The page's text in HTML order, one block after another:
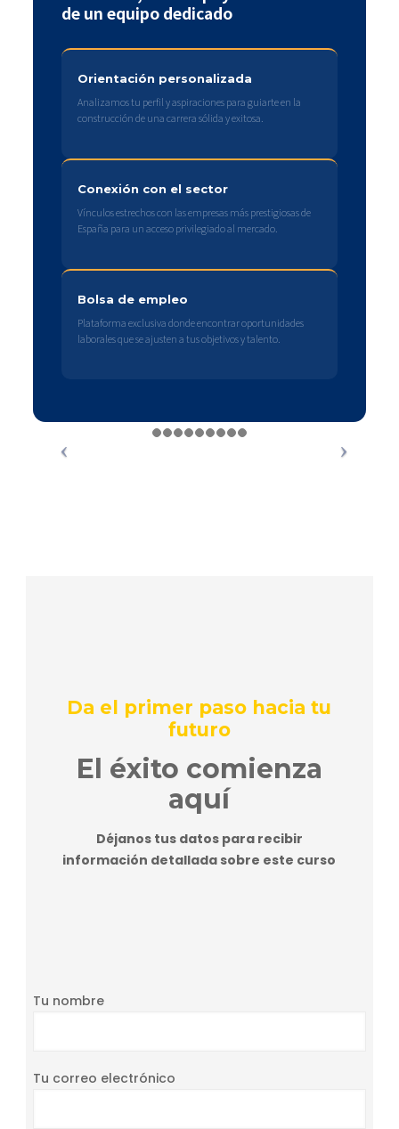
de un equipo dedicado
Orientación personalizada
Analizamos tu perfil y aspiraciones para guiarte en la
construcción de una carrera sólida y exitosa.
Conexión con el sector
Vínculos estrechos con las empresas más prestigiosas de
España para un acceso privilegiado al mercado.
Bolsa de empleo
Plataforma exclusiva donde encontrar oportunidades
laborales que se ajusten a tus objetivos y talento.
Da el primer paso hacia tu
futuro
El éxito comienza
aquí
Déjanos tus datos para recibir
información detallada sobre este curso
Tu nombre
Tu correo electrónico